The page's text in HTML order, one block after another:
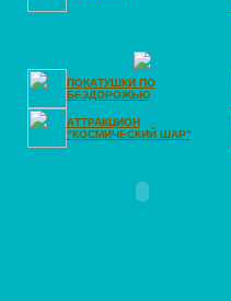
ПОКАТУШКИ ПО
БЕЗДОРОЖЬЮ
АТТРАКЦИОН
"КОСМИЧЕСКИЙ ШАР"